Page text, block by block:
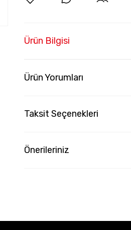
Ürün Bilgisi
Ürün Yorumları
Taksit Seçenekleri
Önerileriniz